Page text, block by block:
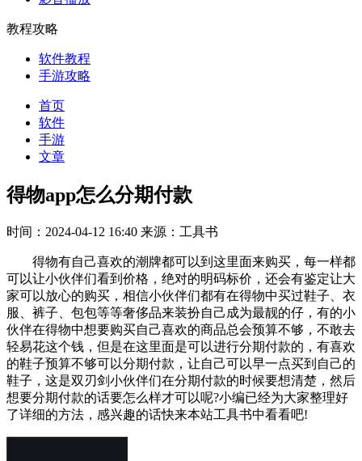
教程攻略
软件教程
手游攻略
首页
软件
手游
文章
得物app怎么分期付款
时间：2024-04-12 16:40 来源：工具书
得物有自己喜欢的潮牌都可以到这里面来购买，每一样都
可以让小伙伴们看到价格，绝对的明码标价，还会有鉴定让大
家可以放心的购买，相信小伙伴们都有在得物中买过鞋子、衣
服、裤子、包包等等奢侈品来装扮自己成为最靓的仔，有的小
伙伴在得物中想要购买自己喜欢的商品总会预算不够，不敢去
轻易花这个钱，但是在这里面是可以进行分期付款的，有喜欢
的鞋子预算不够可以分期付款，让自己可以早一点买到自己的
鞋子，这是双刃剑小伙伴们在分期付款的时候要想清楚，然后
想要分期付款的话要怎么样才可以呢?小编已经为大家整理好
了详细的方法，感兴趣的话快来本站工具书中看看吧!